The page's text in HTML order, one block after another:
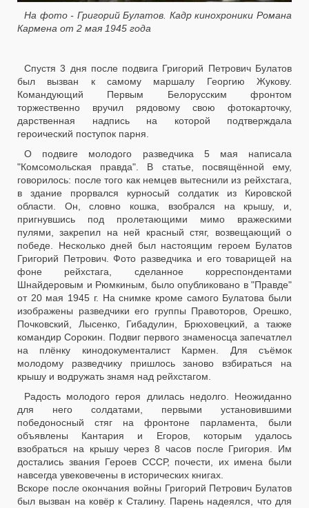
На фото - Григорий Булатов. Кадр кинохроники Романа
Кармена от 2 мая 1945 года
Спустя 3 дня после подвига Григорий Петрович Булатов
был вызван к самому маршалу Георгию Жукову.
Командующий Первым Белорусским фронтом
торжественно вручил рядовому свою фотокарточку,
дарственная надпись на которой подтверждала
героический поступок парня.
О подвиге молодого разведчика 5 мая написала
"Комсомольская правда". В статье, посвящённой ему,
говорилось: после того как немцев вытеснили из рейхстага,
в здание прорвался курносый солдатик из Кировской
области. Он, словно кошка, взобрался на крышу, и,
пригнувшись под пролетающими мимо вражескими
пулями, закрепил на ней красный стяг, возвещающий о
победе. Несколько дней был настоящим героем Булатов
Григорий Петрович. Фото разведчика и его товарищей на
фоне рейхстага, сделанное корреспондентами
Шнайдеровым и Рюмкиным, было опубликовано в "Правде"
от 20 мая 1945 г. На снимке кроме самого Булатова были
изображены разведчики его группы Правоторов, Орешко,
Почковский, Лысенко, Гибадулин, Брюховецкий, а также
командир Сорокин. Подвиг первого знаменосца запечатлел
на плёнку кинодокументалист Кармен. Для съёмок
молодому разведчику пришлось заново взбираться на
крышу и водружать знамя над рейхстагом.
Радость молодого героя длилась недолго. Неожиданно
для него солдатами, первыми установившими
победоносный стяг на фронтоне парламента, были
объявлены Кантария и Егоров, которым удалось
взобраться на крышу через 8 часов после Григория. Им
достались звания Героев СССР, почести, их имена были
навсегда увековечены в исторических книгах.
Вскоре после окончания войны Григорий Петрович Булатов
был вызван на ковёр к Сталину. Парень надеялся, что для